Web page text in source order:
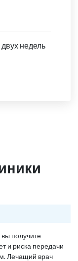
недель
вы получите
и риска передачи
Лечащий врач